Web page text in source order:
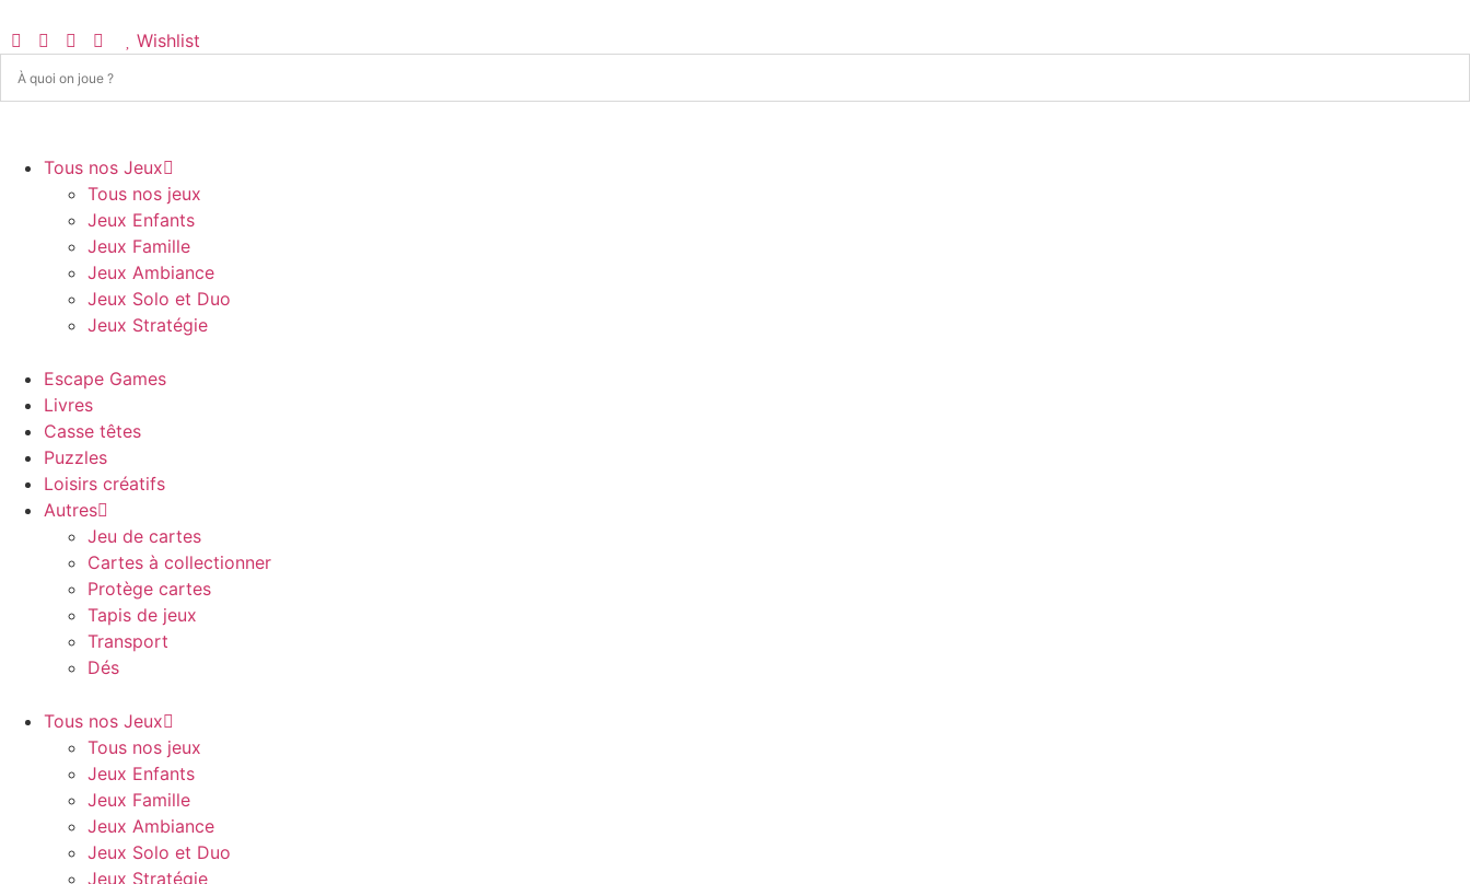
Wishlist
Tous nos Jeux
Tous nos jeux
Jeux Enfants
Jeux Famille
Jeux Ambiance
Jeux Solo et Duo
Jeux Stratégie
Escape Games
Livres
Casse têtes
Puzzles
Loisirs créatifs
Autres
Jeu de cartes
Cartes à collectionner
Protège cartes
Tapis de jeux
Transport
Dés
Tous nos Jeux
Tous nos jeux
Jeux Enfants
Jeux Famille
Jeux Ambiance
Jeux Solo et Duo
Jeux Stratégie